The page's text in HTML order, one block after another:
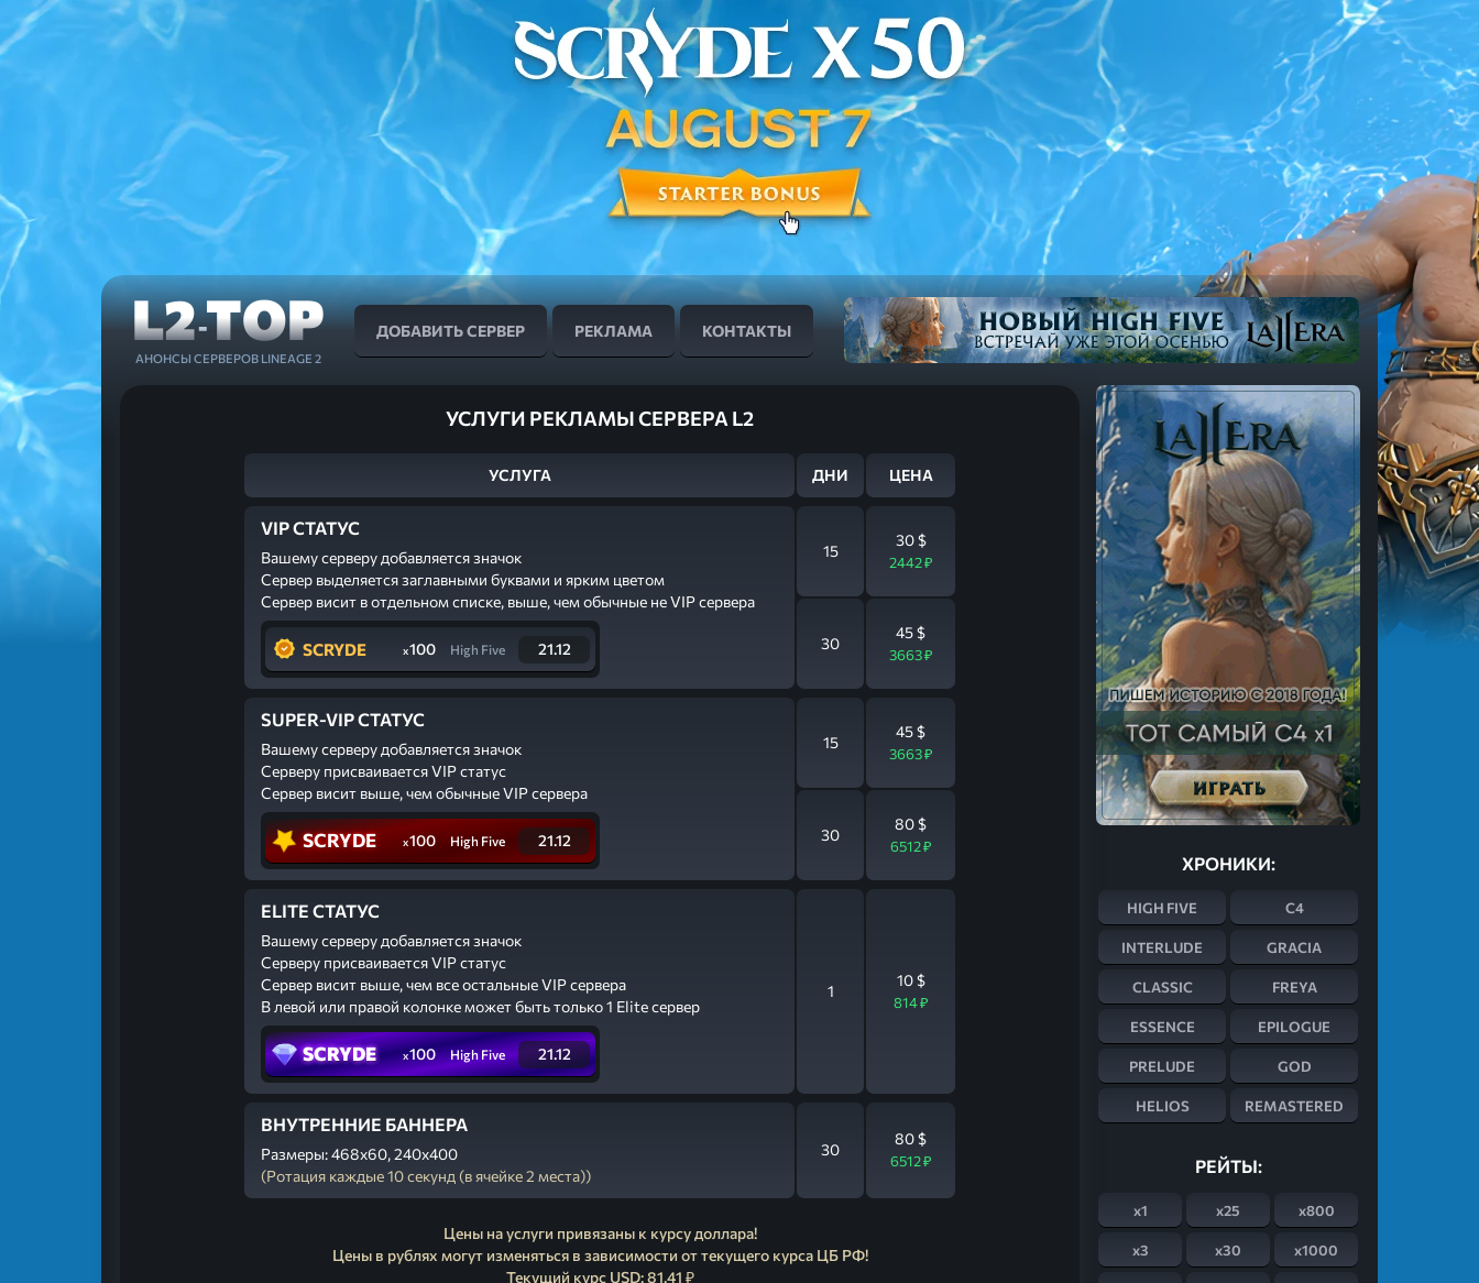
L2-TOP
АНОНСЫ СЕРВЕРОВ LINEAGE 2
ДОБАВИТЬ СЕРВЕР РЕКЛАМА КОНТАКТЫ
УСЛУГИ РЕКЛАМЫ СЕРВЕРА L2
УСЛУГА ДНИ ЦЕНА
VIP СТАТУС
Вашему серверу добавляется значок
Сервер выделяется заглавными буквами и ярким цветом
Сервер висит в отдельном списке, выше, чем обычные не VIP сервера
SCRYDE x100 High Five 21.12
15
30 $
2442 ₽
30
45 $
3663 ₽
SUPER-VIP СТАТУС
Вашему серверу добавляется значок
Серверу присваивается VIP статус
Сервер висит выше, чем обычные VIP сервера
SCRYDE x100 High Five 21.12
15
45 $
3663 ₽
30
80 $
6512 ₽
ELITE СТАТУС
Вашему серверу добавляется значок
Серверу присваивается VIP статус
Сервер висит выше, чем все остальные VIP сервера
В левой или правой колонке может быть только 1 Elite сервер
SCRYDE x100 High Five 21.12
1
10 $
814 ₽
ВНУТРЕННИЕ БАННЕРА
Размеры: 468x60, 240x400
(Ротация каждые 10 секунд (в ячейке 2 места))
30
80 $
6512 ₽
Цены на услуги привязаны к курсу доллара!
Цены в рублях могут изменяться в зависимости от текущего курса ЦБ РФ!
Текущий курс USD: 81.41 ₽
ХРОНИКИ:
HIGH FIVE
INTERLUDE
CLASSIC
ESSENCE
PRELUDE
HELIOS
C4
GRACIA
FREYA
EPILOGUE
GOD
REMASTERED
РЕЙТЫ:
x1
x3
x25
x30
x800
x1000